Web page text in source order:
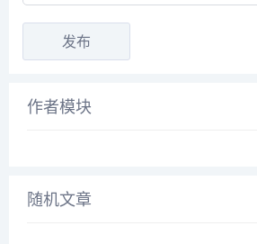
作者模块
随机文章